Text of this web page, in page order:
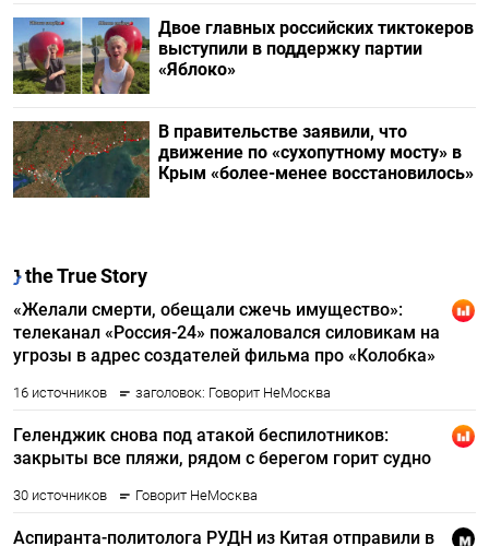
Двое главных российских тиктокеров
выступили в поддержку партии
«Яблоко»
В правительстве заявили, что
движение по «сухопутному мосту» в
Крым «более-менее восстановилось»